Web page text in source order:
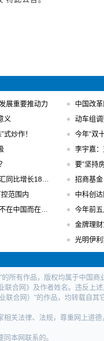
展重要推动力
中国改革
义
动车组
炒作！
今年“双
李宇嘉
要“坚持
售汇逆差下降75%
招商基
范围内
中科创
中国而在美国
今年前
金牌理
光明伊
的所有作品，版权均属于中国
合网》及作者姓名。违反上
联合网）"的作品，均转载自
相关法律、法规，尊重网上道
本网联系的。